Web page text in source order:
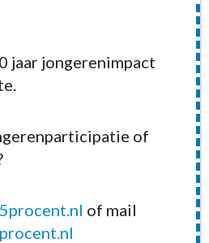
POSTS
jaar jongerenimpact
of
of mail